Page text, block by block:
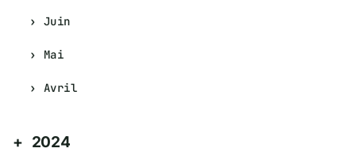
Juin
Mai
Avril
2024